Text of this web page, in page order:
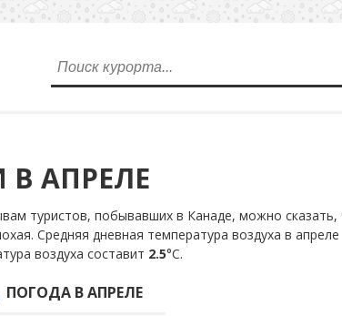
В АПРЕЛЕ
туристов, побывавших в Канаде, можно сказать,
Средняя дневная температура воздуха в апреле
воздуха составит 2.5°С.
ПОГОДА В АПРЕЛЕ